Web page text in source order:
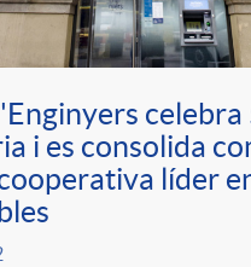
celebra
i es consolida
líder